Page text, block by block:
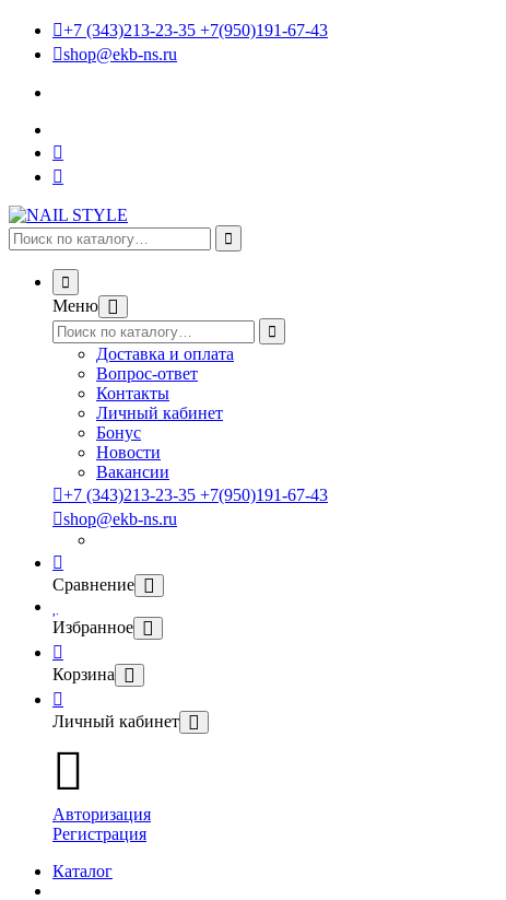
+7 (343)213-23-35 +7(950)191-67-43
shop@ekb-ns.ru
Меню
Доставка и оплата
Вопрос-ответ
Контакты
Личный кабинет
Бонус
Новости
Вакансии
+7 (343)213-23-35 +7(950)191-67-43
shop@ekb-ns.ru
Сравнение
Избранное
Корзина
Личный кабинет
Авторизация
Регистрация
Каталог